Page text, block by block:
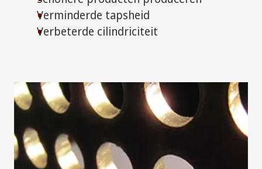
Verminderde tapsheid
Verbeterde cilindriciteit